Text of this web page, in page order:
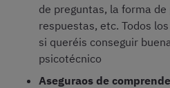
de preguntas, la forma
respuestas, etc. Todos
si queréis conseguir
psicotécnico
Aseguraos de